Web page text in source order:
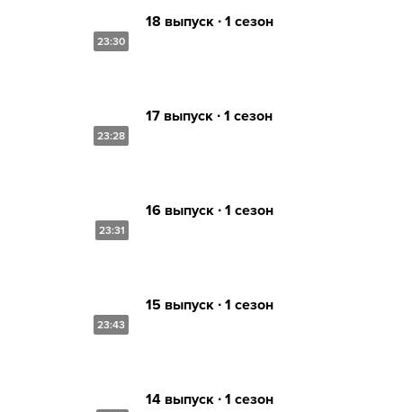
23:30
18 выпуск ∙ 1 сезон
23:28
17 выпуск ∙ 1 сезон
23:31
16 выпуск ∙ 1 сезон
23:43
15 выпуск ∙ 1 сезон
14 выпуск ∙ 1 сезон